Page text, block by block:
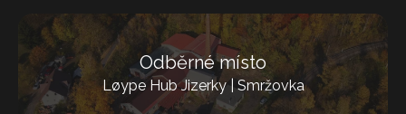
Odběrné místo
Løype Hub Jizerky | Smržovka